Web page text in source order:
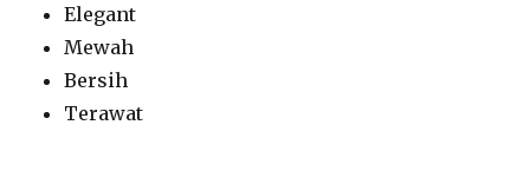
Elegant
Mewah
Bersih
Terawat